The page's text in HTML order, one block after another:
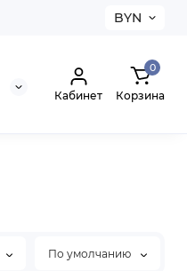
BYN
Кабинет
0
Корзина
По умолчанию